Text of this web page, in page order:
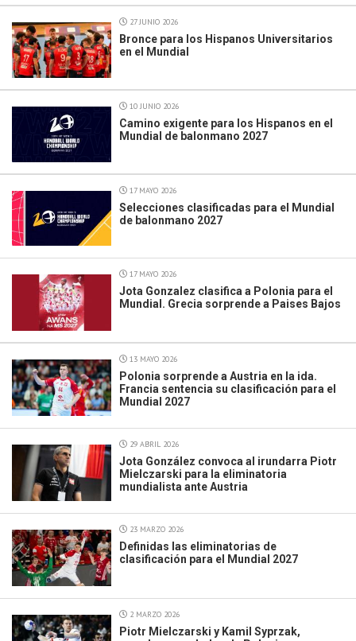
27 JUNIO 2026
Bronce para los Hispanos Universitarios
en el Mundial
10 JUNIO 2026
Camino exigente para los Hispanos en el
Mundial de balonmano 2027
17 MAYO 2026
Selecciones clasificadas para el Mundial
de balonmano 2027
17 MAYO 2026
Jota Gonzalez clasifica a Polonia para el
Mundial. Grecia sorprende a Paises Bajos
13 MAYO 2026
Polonia sorprende a Austria en la ida.
Francia sentencia su clasificación para el
Mundial 2027
29 ABRIL 2026
Jota González convoca al irundarra Piotr
Mielczarski para la eliminatoria
mundialista ante Austria
23 MARZO 2026
Definidas las eliminatorias de
clasificación para el Mundial 2027
2 MARZO 2026
Piotr Mielczarski y Kamil Syprzak,